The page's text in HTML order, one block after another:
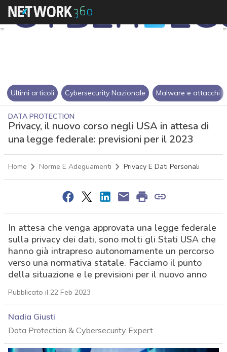
Ultimi articoli Cybersecurity Nazionale Malware e attacchi
DATA PROTECTION
Privacy, il nuovo corso negli USA in attesa di
una legge federale: previsioni per il 2023
Home Norme E Adeguamenti Privacy E Dati Personali
In attesa che venga approvata una legge federale
sulla privacy dei dati, sono molti gli Stati USA che
hanno già intrapreso autonomamente un percorso
verso una normativa statale. Facciamo il punto
della situazione e le previsioni per il nuovo anno
Pubblicato il 22 Feb 2023
Nadia Giusti
Data Protection & Cybersecurity Expert